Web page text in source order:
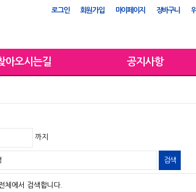
로그인 회원가입 마이페이지 장바구니
아오시는길 공지사항
까지
체에서 검색합니다.